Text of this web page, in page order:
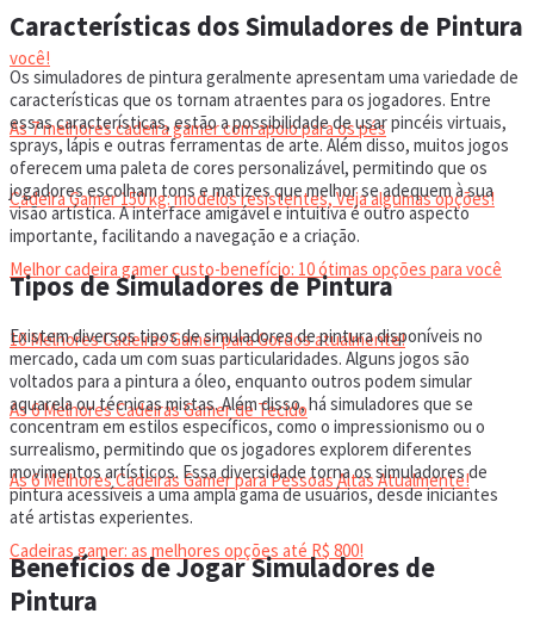
você!
As 7 melhores cadeira gamer com apoio para os pés
Cadeira Gamer 150 kg: modelos resistentes, Veja algumas opções!
Melhor cadeira gamer custo-benefício: 10 ótimas opções para você
10 Melhores Cadeiras Gamer para Gordos atualmente!
As 6 Melhores Cadeiras Gamer de Tecido
As 6 Melhores Cadeiras Gamer para Pessoas Altas Atualmente!
Cadeiras gamer: as melhores opções até R$ 800!
Características dos Simuladores de Pintura
Os simuladores de pintura geralmente apresentam uma variedade de
características que os tornam atraentes para os jogadores. Entre
essas características, estão a possibilidade de usar pincéis virtuais,
sprays, lápis e outras ferramentas de arte. Além disso, muitos jogos
oferecem uma paleta de cores personalizável, permitindo que os
jogadores escolham tons e matizes que melhor se adequem à sua
visão artística. A interface amigável e intuitiva é outro aspecto
importante, facilitando a navegação e a criação.
Tipos de Simuladores de Pintura
Existem diversos tipos de simuladores de pintura disponíveis no
mercado, cada um com suas particularidades. Alguns jogos são
voltados para a pintura a óleo, enquanto outros podem simular
aquarela ou técnicas mistas. Além disso, há simuladores que se
concentram em estilos específicos, como o impressionismo ou o
surrealismo, permitindo que os jogadores explorem diferentes
movimentos artísticos. Essa diversidade torna os simuladores de
pintura acessíveis a uma ampla gama de usuários, desde iniciantes
até artistas experientes.
Benefícios de Jogar Simuladores de
Pintura